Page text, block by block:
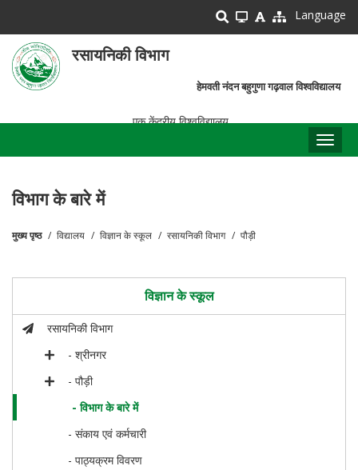
main
content
Language
रसायनिकी विभाग
हेमवती नंदन बहुगुणा गढ़वाल विश्वविद्यालय
एक केंद्रीय विश्वविद्यालय
विभाग के बारे में
मुख्य पृष्ठ विद्यालय विज्ञान के स्कूल रसायनिकी विभाग पौड़ी
विज्ञान के स्कूल
रसायनिकी विभाग
- श्रीनगर
- पौड़ी
- विभाग के बारे में
- संकाय एवं कर्मचारी
- पाठ्यक्रम विवरण